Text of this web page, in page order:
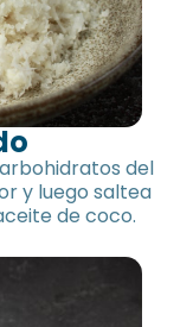
del
y luego saltea
de coco.